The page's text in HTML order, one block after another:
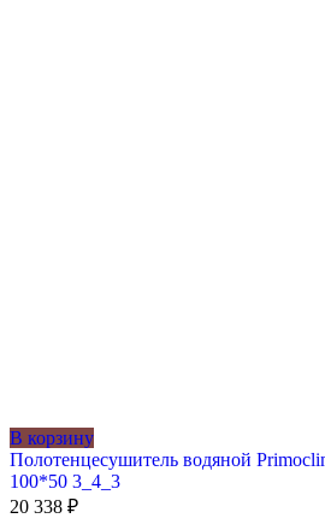
В корзину
Полотенцесушитель водяной
100*50 3_4_3
20 338 ₽